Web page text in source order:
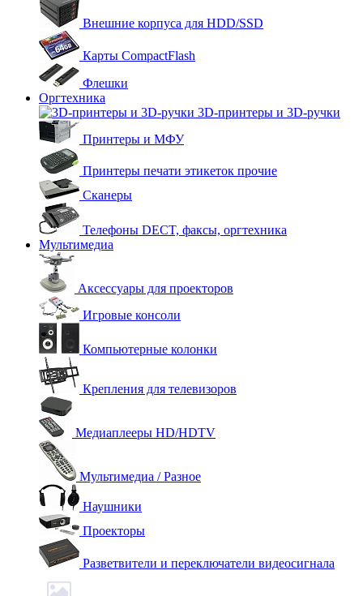
Внешние корпуса для HDD/SSD
Карты CompactFlash
Флешки
Оргтехника
3D-принтеры и 3D-ручки
Принтеры и МФУ
Принтеры печати этикеток прочие
Сканеры
Телефоны DECT, факсы, оргтехника
Мультимедиа
Аксессуары для проекторов
Игровые консоли
Компьютерные колонки
Крепления для телевизоров
Медиаплееры HD/HDTV
Мультимедиа / Разное
Наушники
Проекторы
Разветвители и переключатели видеосигнала